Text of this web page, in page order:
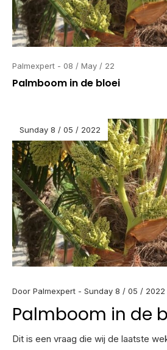
Palmexpert - 08 / May / 22
Palmboom in de bloei
Sunday 8 / 05 / 2022
Door Palmexpert - Sunday 8 / 05 / 2022
Palmboom in de
Dit is een vraag die wij de laatste